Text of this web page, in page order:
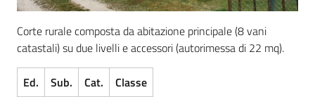
Corte rurale composta da abitazione principale (8 vani
catastali) su due livelli e accessori (autorimessa di 22 mq).
Ed. Sub. Cat.
Classe